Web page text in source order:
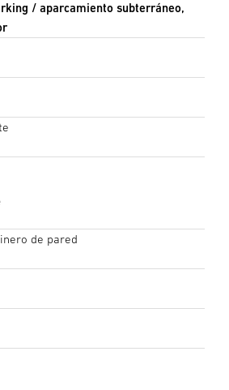
/ aparcamiento subterráneo,
de pared